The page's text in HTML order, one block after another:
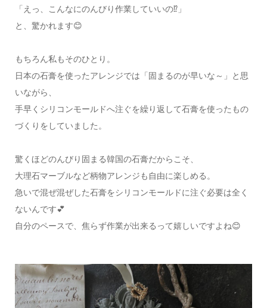
「えっ、こんなにのんびり作業していいの⁉️」
と、驚かれます😊
もちろん私もそのひとり。
日本の石膏を使ったアレンジでは「固まるのが早いな～」と思
いながら、
手早くシリコンモールドへ注ぐを繰り返して石膏を使ったもの
づくりをしていました。
驚くほどのんびり固まる韓国の石膏だからこそ、
大理石マーブルなど柄物アレンジも自由に楽しめる。
急いで混ぜ混ぜした石膏をシリコンモールドに注ぐ必要は全く
ないんです💕
自分のペースで、焦らず作業が出来るって嬉しいですよね😊